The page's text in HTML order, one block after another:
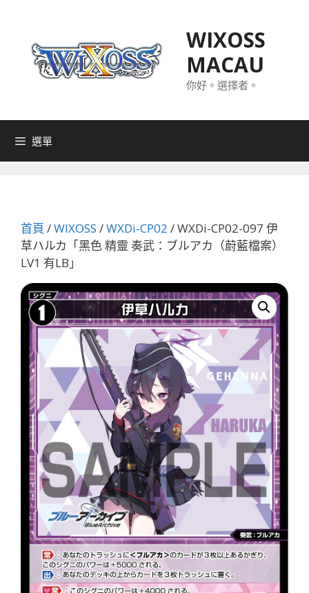
WIXOSS
MACAU
你好。選擇者。
選單
首頁 /WIXOSS /WXDi-CP02 / WXDi-CP02-097 伊
草ハルカ「黑色 精靈 奏武：ブルアカ（蔚藍檔案）
LV1 有LB」